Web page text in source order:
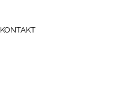
KONTAKT